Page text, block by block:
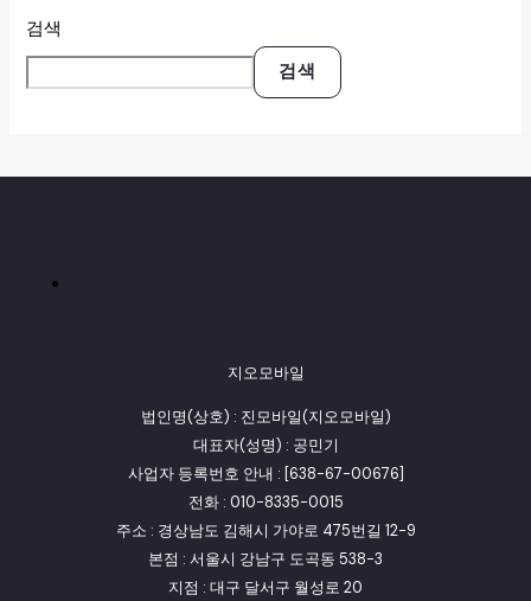
검색
검색
지오모바일
법인명(상호) : 진모바일(지오모바일)
대표자(성명) : 공민기
사업자 등록번호 안내 : [638-67-00676]
전화 : 010-8335-0015
주소 : 경상남도 김해시 가야로 475번길 12-9
본점 : 서울시 강남구 도곡동 538-3
지점 : 대구 달서구 월성로 20